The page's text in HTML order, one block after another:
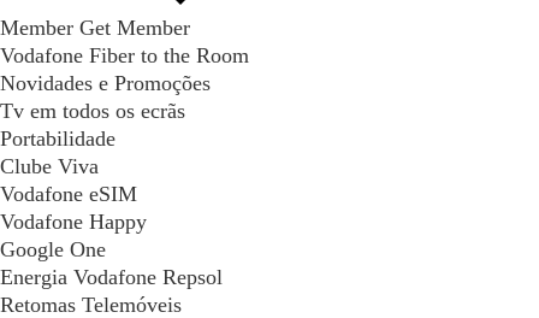
Member Get Member
Vodafone Fiber to the Room
Novidades e Promoções
Tv em todos os ecrãs
Portabilidade
Clube Viva
Vodafone eSIM
Vodafone Happy
Google One
Energia Vodafone Repsol
Retomas Telemóveis